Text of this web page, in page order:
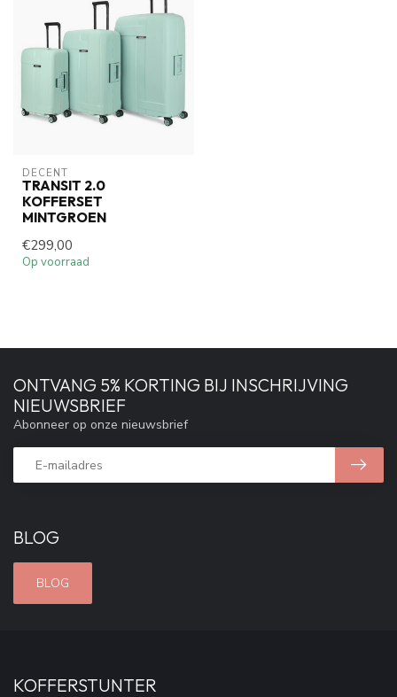
DECENT
TRANSIT 2.0
KOFFERSET
MINTGROEN
€299,00
Op voorraad
BLOG
BLOG
ONTVANG 5% KORTING BIJ INSCHRIJVING
NIEUWSBRIEF
Abonneer op onze nieuwsbrief
KOFFERSTUNTER